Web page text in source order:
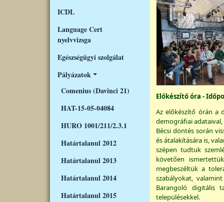
ICDL
Language Cert
nyelvvizsga
Egészségügyi szolgálat
Pályázatok
Comenius (Davinci 21)
HAT-15-05-04084
HURO 1001/211/2.3.1
Határtalanul 2012
Határtalanul 2013
Határtalanul 2014
Határtalanul 2015
Előkészítő óra -
Az előkészítő órán a
demográfiai
Bécsi döntés során
és átalakítására is,
szépen tudtuk
követően
megbeszéltük a
szabályokat,
Barangoló digitális
településekkel.